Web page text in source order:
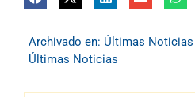
Archivado en: Últimas Noticias
Últimas Noticias